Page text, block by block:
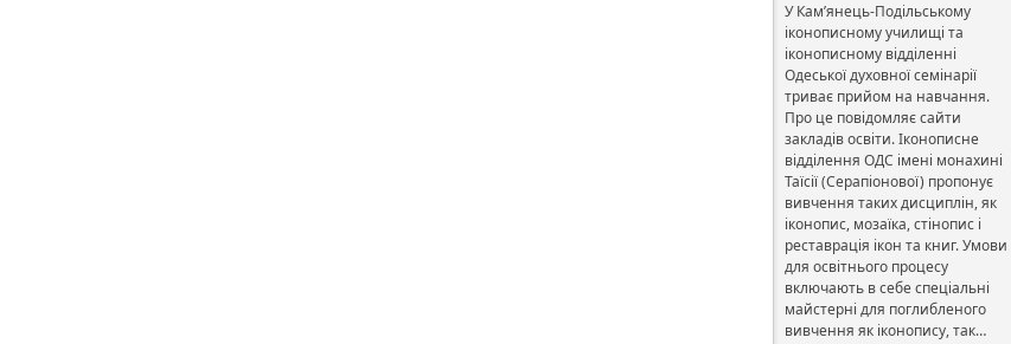
У Кам’янець-Подільському
іконописному училищі та
іконописному відділенні
Одеської духовної семінарії
триває прийом на навчання.
Про це повідомляє сайти
закладів освіти. Іконописне
відділення ОДС імені монахині
Таїсії (Серапіонової) пропонує
вивчення таких дисциплін, як
іконопис, мозаїка, стінопис і
реставрація ікон та книг. Умови
для освітнього процесу
включають в себе спеціальні
майстерні для поглибленого
вивчення як іконопису, так…